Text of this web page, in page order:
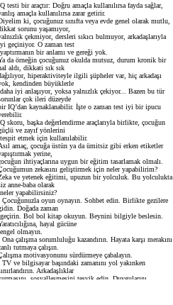
testi bir araçtır: Doğru amaçla kullanılırsa fayda sağlar,
amaçla kullanılırsa zarar getirir.
ki, çocuğunuz sınıfta veya evde genel olarak mutlu,
sorunu yaşamıyor,
çekmiyor, dersleri sıkıcı bulmuyor, arkadaşlarıyla
geçiniyor. O zaman test
bir anlamı ve gereği yok.
da örneğin çocuğunuz okulda mutsuz, durum kronik bir
aldı, dikkati sık sık
hiperaktiviteyle ilgili şüpheler var, hiç arkadaşı
kendinden büyüklerle
iyi anlaşıyor, yoksa yalnızlık çekiyor... Bazen bu tür
çok ileri düzeyde
IQ’dan kaynaklanabilir. İşte o zaman test iyi bir ipucu
skoru, başka değerlendirme araçlarıyla birlikte, çocuğun
ve zayıf yönlerini
etmek için kullanılabilir.
amaç, çocuğa üstün ya da ümitsiz gibi erken etiketler
yerine,
ihtiyaçlarına uygun bir eğitim tasarlamak olmalı.
zekasını geliştirmek için neler yapabilirim?
ve yetenek eğitimi, upuzun bir yolculuk. Bu yolculukta
anne-baba olarak
yapabilirsiniz?
Çocuğunuzla oyun oynayın. Sohbet edin. Birlikte gezilere
Doğada zaman
Bol bol kitap okuyun. Beynini bilgiyle beslesin.
hayal gücüne
olmayın.
Ona çalışma sorumluluğu kazandırın. Hayata karşı merakını
tutmaya çalışın.
motivasyonunu sürdürmeye çabalayın.
TV ve bilgisayar başındaki zamanını yol yakınken
Arkadaşlıklar
sosyalleşmesini teşvik edin. Duygularını,